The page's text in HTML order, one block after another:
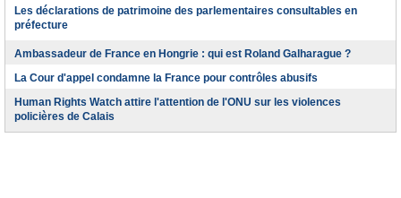
Les déclarations de patrimoine des parlementaires consultables en
préfecture
Ambassadeur de France en Hongrie : qui est Roland Galharague ?
La Cour d'appel condamne la France pour contrôles abusifs
Human Rights Watch attire l'attention de l'ONU sur les violences
policières de Calais